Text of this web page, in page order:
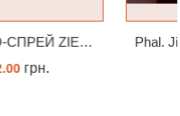
Phal. Jinbao Venus Леді Мармелад 1.7 (торфстакан)